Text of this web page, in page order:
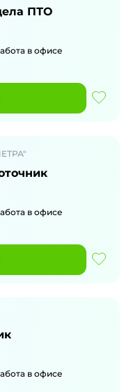
ПТО
в офисе
в офисе
в офисе